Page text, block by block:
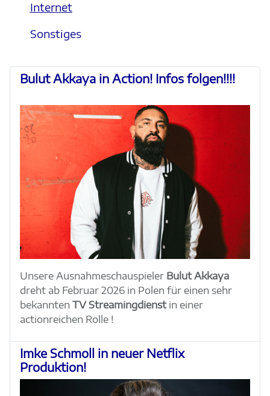
Internet
Sonstiges
Bulut Akkaya in Action! Infos folgen!!!!
Unsere Ausnahmeschauspieler Bulut Akkaya
dreht ab Februar 2026 in Polen für einen sehr
bekannten TV Streamingdienstin einer
actionreichen Rolle !
Imke Schmoll in neuer Netflix
Produktion!